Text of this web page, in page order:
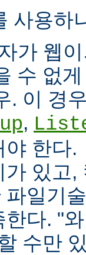
사용하
가 웹
수 없
. 이 경
,
야 한다.
있고,
파일기
한다. "
수만